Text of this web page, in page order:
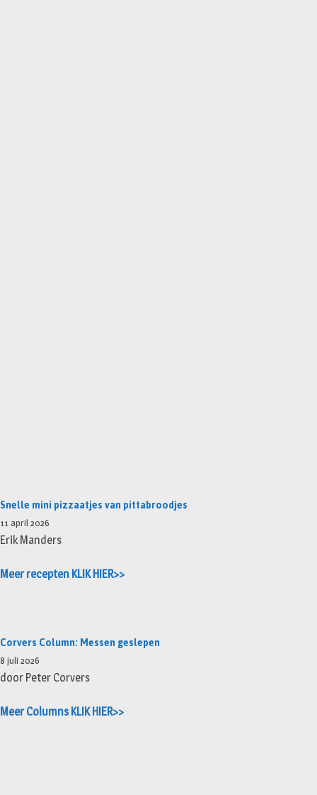
Snelle mini pizzaatjes van pittabroodjes
11 april 2026
Erik Manders
Meer recepten KLIK HIER>>
Corvers Column: Messen geslepen
8 juli 2026
door Peter Corvers
Meer Columns KLIK HIER>>